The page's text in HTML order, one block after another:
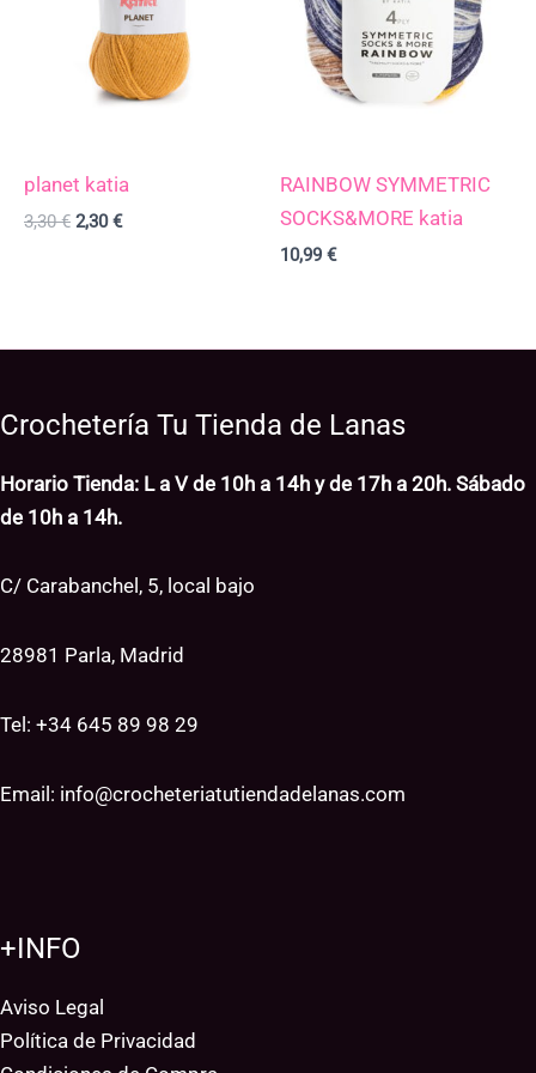
planet katia
3,30€ 2,30€
RAINBOW SYMMETRIC
SOCKS&MORE katia
10,99 €
Crochetería Tu Tienda de Lanas
Horario Tienda: L a V de 10h a 14h y de 17h a 20h. Sábado
de 10h a 14h.
C/ Carabanchel, 5, local bajo
28981 Parla, Madrid
Tel: +34 645 89 98 29
Email: info@crocheteriatutiendadelanas.com
+INFO
Aviso Legal
Política de Privacidad